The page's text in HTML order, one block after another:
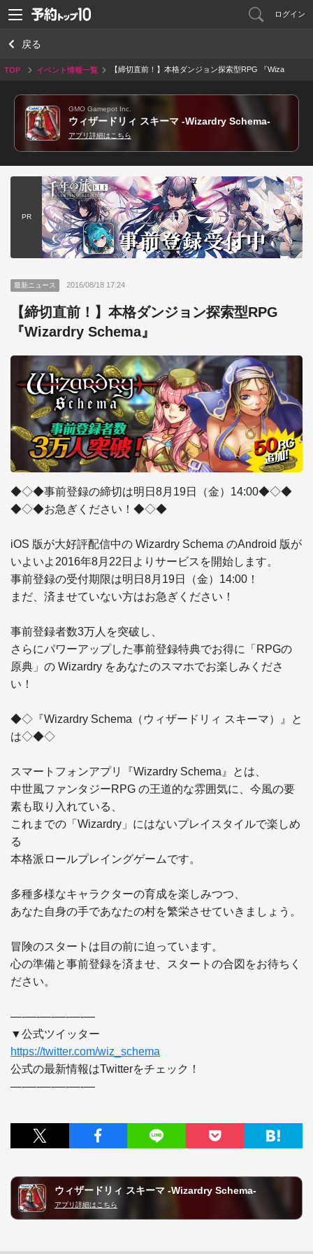
ログイン
戻る
TOP イベント情報一覧
【締切直前！】本格ダンジョン探索型RPG 『Wiza
GMO Gamepot Inc.
ウィザードリィ スキーマ -Wizardry Schema-
アプリ詳細はこちら
PR
最新ニュース 2016/08/18 17:24
【締切直前！】本格ダンジョン探索型RPG
『Wizardry Schema』
◆◇◆事前登録の締切は明日8月19日（金）14:00◆◇◆
◆◇◆お急ぎください！◆◇◆
iOS 版が大好評配信中の Wizardry Schema のAndroid 版が
いよいよ2016年8月22日よりサービスを開始します。
事前登録の受付期限は明日8月19日（金）14:00！
まだ、済ませていない方はお急ぎください！
事前登録者数3万人を突破し、
さらにパワーアップした事前登録特典でお得に「RPGの
原典」の Wizardry をあなたのスマホでお楽しみくださ
い！
◆◇『Wizardry Schema（ウィザードリィ スキーマ）』と
は◇◆◇
スマートフォンアプリ『Wizardry Schema』とは、
中世風ファンタジーRPG の王道的な雰囲気に、今風の要
素も取り入れている、
これまでの「Wizardry」にはないプレイスタイルで楽しめ
る
本格派ロールプレイングゲームです。
多種多様なキャラクターの育成を楽しみつつ、
あなた自身の手であなたの村を繁栄させていきましょう。
冒険のスタートは目の前に迫っています。
心の準備と事前登録を済ませ、スタートの合図をお待ちく
ださい。
―-―-―-―-―-―
https://twitter.com/wiz_schema
公式の最新情報はTwitterをチェック！
ウィザードリィ スキーマ -Wizardry Schema-
アプリ詳細はこちら